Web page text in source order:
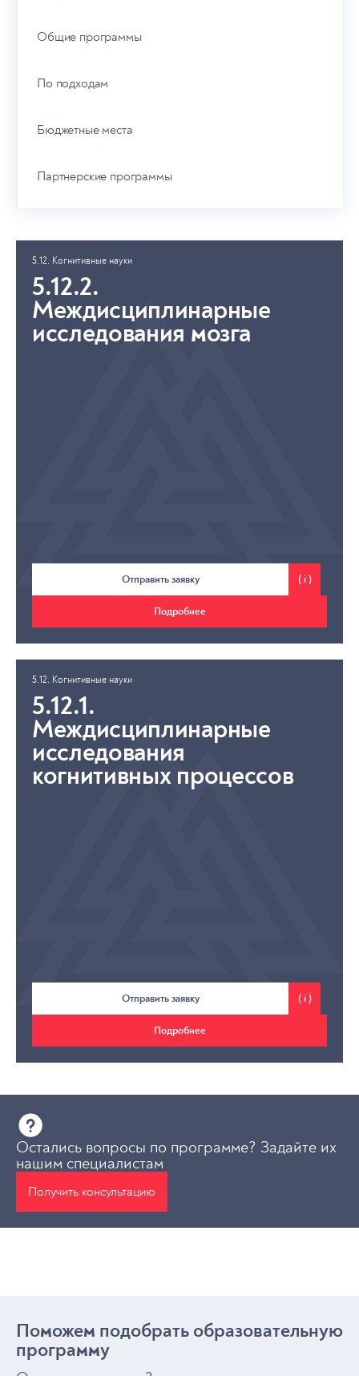
Общие программы
По подходам
Бюджетные места
Партнерские программы
5.12. Когнитивные науки
5.12.2.
Междисциплинарные
исследования мозга
( i )
Отправить заявку
Подробнее
5.12. Когнитивные науки
5.12.1.
Междисциплинарные
исследования
когнитивных процессов
( i )
Отправить заявку
Подробнее
Остались вопросы по программе? Задайте их
нашим специалистам
Получить консультацию
Поможем подобрать образовательную
программу